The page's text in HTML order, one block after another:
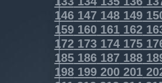
146147148149
159160161162
172173174175
185186187188
198199200201